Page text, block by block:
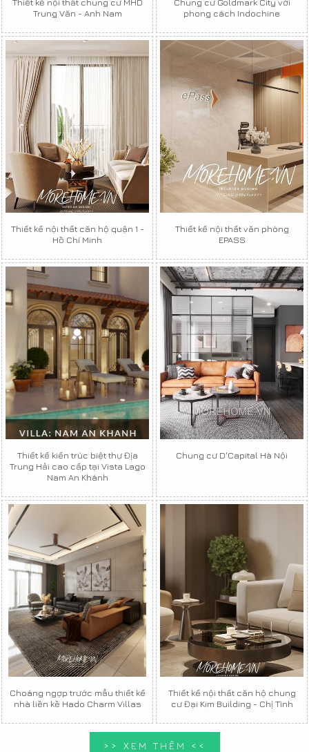
Trung Văn - Anh Nam
phong cách Indochine
Thiết kế nội thất căn hộ quận 1 -
Hồ Chí Minh
Thiết kế nội thất văn phòng
EPASS
Thiết kế kiến trúc biệt thự Địa
Trung Hải cao cấp tại Vista Lago
Nam An Khánh
Chung cư D'Capital Hà Nội
Choáng ngợp trước mẫu thiết kế
nhà liền kề Hado Charm Villas
Thiết kế nội thất căn hộ chung
cư Đại Kim Building - Chị Tình
>> XEM THÊM <<